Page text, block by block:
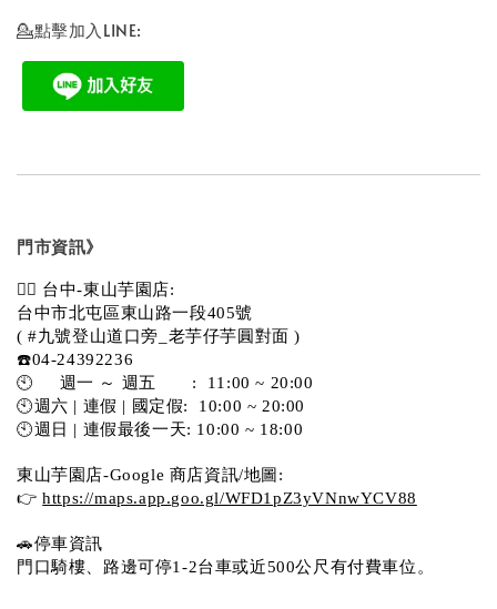
💁點擊加入LINE:
門市資訊》
💁‍♀️ 台中-東山芋園店:
台中市北屯區東山路一段405號
( #九號登山道口旁_老芋仔芋圓對面 )
☎️04-24392236
🕙     週一 ～ 週五       :  11:00 ~ 20:00
🕙週六 | 連假 | 國定假:  10:00 ~ 20:00
🕙週日 | 連假最後一天: 10:00 ~ 18:00
東山芋園店-Google 商店資訊/地圖:
👉 https://maps.app.goo.gl/WFD1pZ3yVNnwYCV88
🚗停車資訊
門口騎樓、路邊可停1-2台車或近500公尺有付費車位。